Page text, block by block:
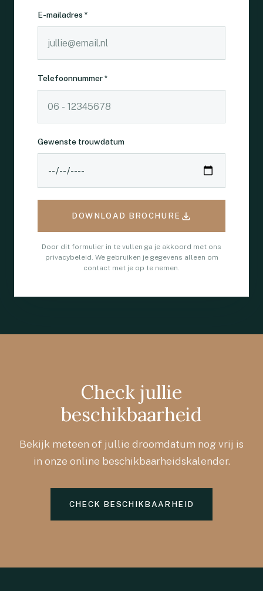
E-mailadres *
Telefoonnummer *
Gewenste trouwdatum
DOWNLOAD BROCHURE
Door dit formulier in te vullen ga je akkoord met ons
privacybeleid. We gebruiken je gegevens alleen om
contact met je op te nemen.
Check jullie
beschikbaarheid
Bekijk meteen of jullie droomdatum nog vrij is
in onze online beschikbaarheidskalender.
CHECK BESCHIKBAARHEID